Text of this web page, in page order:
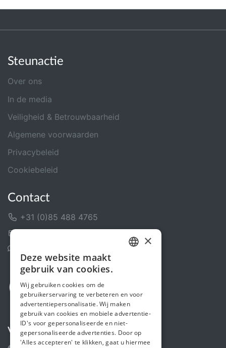
Steunactie
Over ons
In de media
Veiligheid & Betrouwbaarheid
Algemene voorwaarden
Privacybeleid
Cookiebeleid
Contact
+31 (0)85 488 4765
Volg ons
ENGLISH
×
Deze website maakt
gebruik van cookies.
Wij gebruiken cookies om de
gebruikerservaring te verbeteren en voor
advertentiepersonalisatie. Wij maken
gebruik van cookies en mobiele advertentie-
ID's voor gepersonaliseerde en niet-
gepersonaliseerde advertenties. Door op
'Alles accepteren' te klikken, gaat u hiermee